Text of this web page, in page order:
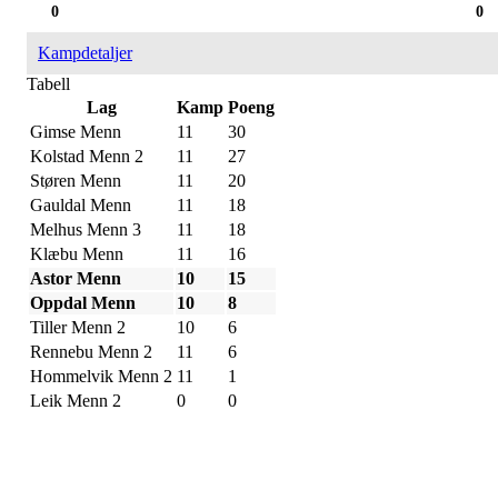
0
0
Kampdetaljer
Tabell
Lag
Kamp Poeng
Gimse Menn
11
30
Kolstad Menn 2
11
27
Støren Menn
11
20
Gauldal Menn
11
18
Melhus Menn 3
11
18
Klæbu Menn
11
16
Astor Menn
10
15
Oppdal Menn
10
8
Tiller Menn 2
10
6
Rennebu Menn 2
11
6
Hommelvik Menn 2 11
1
Leik Menn 2
0 0